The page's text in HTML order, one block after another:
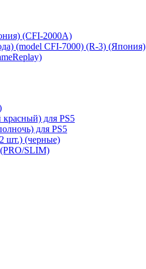
(CFI-2000A)
(model CFI-7000) (R-3) (Япония)
красный) для PS5
для PS5
шт.) (черные)
SLIM)